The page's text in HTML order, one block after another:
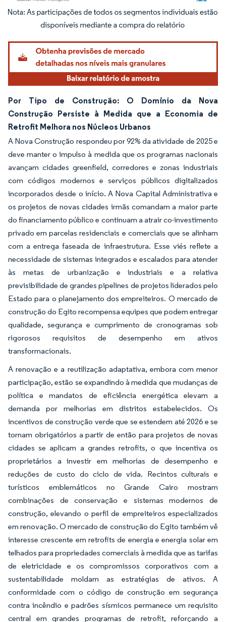
Imagem © Mordor Intelligence. O reuso requer atribuição conforme CC BY 4.0.
Por Tipo de Construção: O Domínio da Nova
Construção Persiste à Medida que a Economia de
Retrofit Melhora nos Núcleos Urbanos
A Nova Construção respondeu por 92% da atividade de 2025 e
deve manter o impulso à medida que os programas nacionais
avançam cidades greenfield, corredores e zonas industriais
com códigos modernos e serviços públicos digitalizados
incorporados desde o início. A Nova Capital Administrativa e
os projetos de novas cidades irmãs comandam a maior parte
do financiamento público e continuam a atrair co-investimento
privado em parcelas residenciais e comerciais que se alinham
com a entrega faseada de infraestrutura. Esse viés reflete a
necessidade de sistemas integrados e escalados para atender
às metas de urbanização e industriais e a relativa
previsibilidade de grandes pipelines de projetos liderados pelo
Estado para o planejamento dos empreiteiros. O mercado de
construção do Egito recompensa equipes que podem entregar
qualidade, segurança e cumprimento de cronogramas sob
rigorosos requisitos de desempenho em ativos
transformacionais.
A renovação e a reutilização adaptativa, embora com menor
participação, estão se expandindo à medida que mudanças de
política e mandatos de eficiência energética elevam a
demanda por melhorias em distritos estabelecidos. Os
incentivos de construção verde que se estendem até 2026 e se
tornam obrigatórios a partir de então para projetos de novas
cidades se aplicam a grandes retrofits, o que incentiva os
proprietários a investir em melhorias de desempenho e
reduções de custo do ciclo de vida. Recintos culturais e
turísticos emblemáticos no Grande Cairo mostram
combinações de conservação e sistemas modernos de
construção, elevando o perfil de empreiteiros especializados
em renovação. O mercado de construção do Egito também vê
interesse crescente em retrofits de energia e energia solar em
telhados para propriedades comerciais à medida que as tarifas
de eletricidade e os compromissos corporativos com a
sustentabilidade moldam as estratégias de ativos. A
conformidade com o código de construção em segurança
contra incêndio e padrões sísmicos permanece um requisito
central em grandes programas de retrofit, reforçando a